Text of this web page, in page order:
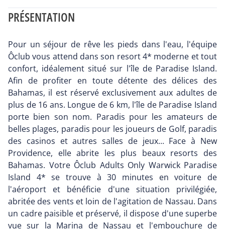
PRÉSENTATION
Pour un séjour de rêve les pieds dans l'eau, l'équipe
Ôclub vous attend dans son resort 4* moderne et tout
confort, idéalement situé sur l'île de Paradise Island.
Afin de profiter en toute détente des délices des
Bahamas, il est réservé exclusivement aux adultes de
plus de 16 ans. Longue de 6 km, l'île de Paradise Island
porte bien son nom. Paradis pour les amateurs de
belles plages, paradis pour les joueurs de Golf, paradis
des casinos et autres salles de jeux... Face à New
Providence, elle abrite les plus beaux resorts des
Bahamas. Votre Ôclub Adults Only Warwick Paradise
Island 4* se trouve à 30 minutes en voiture de
l'aéroport et bénéficie d'une situation privilégiée,
abritée des vents et loin de l'agitation de Nassau. Dans
un cadre paisible et préservé, il dispose d'une superbe
vue sur la Marina de Nassau et l'embouchure de